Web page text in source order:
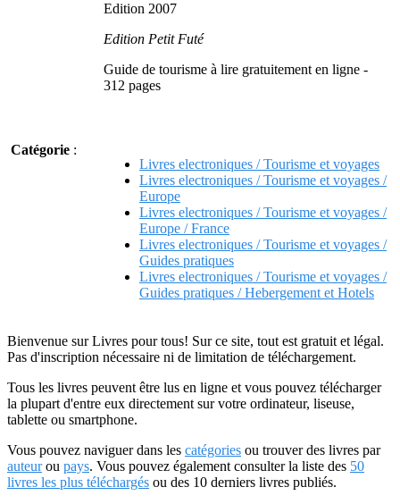
Edition 2007
Edition Petit Futé
Guide de tourisme à lire gratuitement en ligne -
312 pages
Catégorie :
Livres electroniques / Tourisme et voyages
Livres electroniques / Tourisme et voyages /
Europe
Livres electroniques / Tourisme et voyages /
Europe / France
Livres electroniques / Tourisme et voyages /
Guides pratiques
Livres electroniques / Tourisme et voyages /
Guides pratiques / Hebergement et Hotels
Bienvenue sur Livres pour tous! Sur ce site, tout est gratuit et légal.
Pas d'inscription nécessaire ni de limitation de téléchargement.
Tous les livres peuvent être lus en ligne et vous pouvez télécharger
la plupart d'entre eux directement sur votre ordinateur, liseuse,
tablette ou smartphone.
Vous pouvez naviguer dans les catégories ou trouver des livres par
auteurou pays. Vous pouvez également consulter la liste des 50
livres les plus téléchargés ou des 10 derniers livres publiés.